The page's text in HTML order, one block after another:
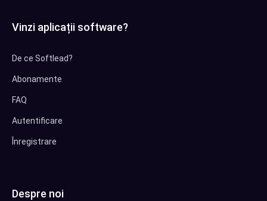
Vinzi aplicații software?
De ce Softlead?
Abonamente
FAQ
Autentificare
Înregistrare
Despre noi